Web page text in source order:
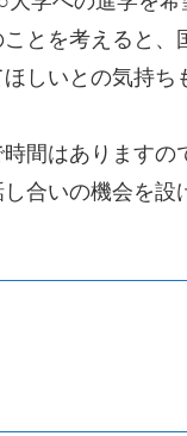
とを考えると、
しいとの気持ち
間はありますの
合いの機会を設